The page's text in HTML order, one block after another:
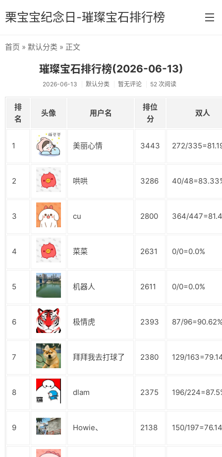
栗宝宝纪念日-璀璨宝石排行榜
分类
默认分类
原神
首页 » 默认分类 » 正文
璀璨宝石排行榜(2026-06-13)
2026-06-13 默认分类 暂无评论 52 次阅读
排
名
头像 用户名
排位
分
双人
1 美丽心情 3443 272/
2 哄哄 3286 40/
3 cu 2800 364/
4 菜菜 2631 0/0=0.0%
5 机器人 2611 0/0=0.0%
6 极情虎 2393 87/
7 拜拜我去打球了 2380 129/
8 dlam 2375 196/
9 Howie、 2138 150/